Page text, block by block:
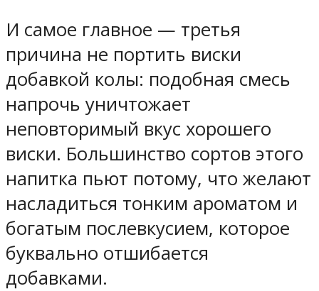
И самое главное — третья
причина не портить виски
добавкой колы: подобная смесь
напрочь уничтожает
неповторимый вкус хорошего
виски. Большинство сортов этого
напитка пьют потому, что желают
насладиться тонким ароматом и
богатым послевкусием, которое
буквально отшибается
добавками.